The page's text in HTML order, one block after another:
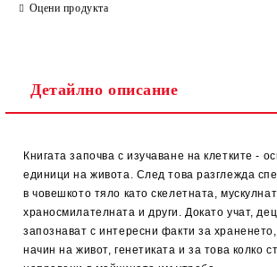
Оцени продукта
Детайлно описание
Книгата започва с изучаване на клетките -
единици на живота. След това разглежда
в човешкото тяло като скелетната,
храносмилателната и други. Докато учат,
запознават с интересни факти за
начин на живот, генетиката и за това колко